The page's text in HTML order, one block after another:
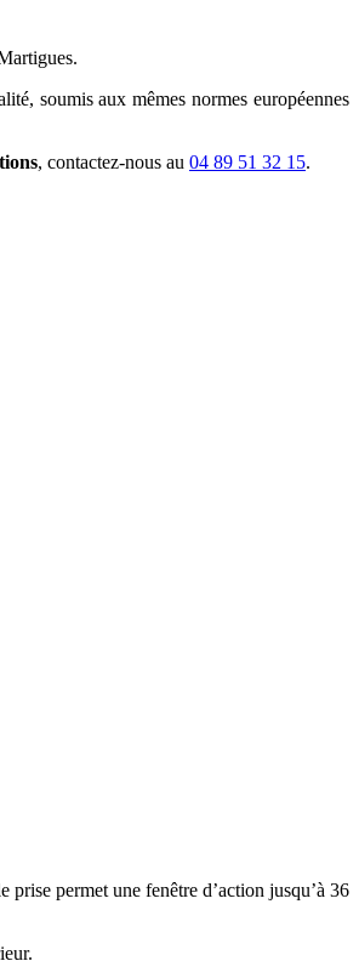
soumis aux mêmes normes européennes
, contactez-nous au 04 89 51 32 15.
permet une fenêtre d’action jusqu’à 36